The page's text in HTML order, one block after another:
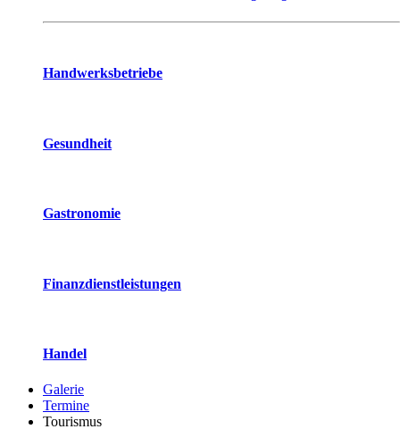
Handwerksbetriebe
Gesundheit
Gastronomie
Finanzdienstleistungen
Handel
Galerie
Termine
Tourismus